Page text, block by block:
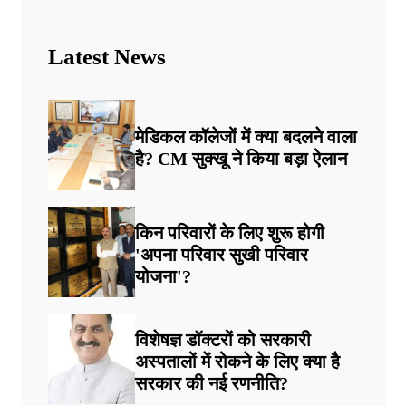
Latest News
मेडिकल कॉलेजों में क्या बदलने वाला
है? CM सुक्खू ने किया बड़ा ऐलान
किन परिवारों के लिए शुरू होगी
'अपना परिवार सुखी परिवार
योजना'?
विशेषज्ञ डॉक्टरों को सरकारी
अस्पतालों में रोकने के लिए क्या है
सरकार की नई रणनीति?